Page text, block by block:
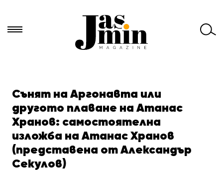
за:Сънят на Аргонавта или
другото плаване на Атанас
Хранов: самостоятелна
изложба на Атанас Хранов
(представена от Александър
Секулов)